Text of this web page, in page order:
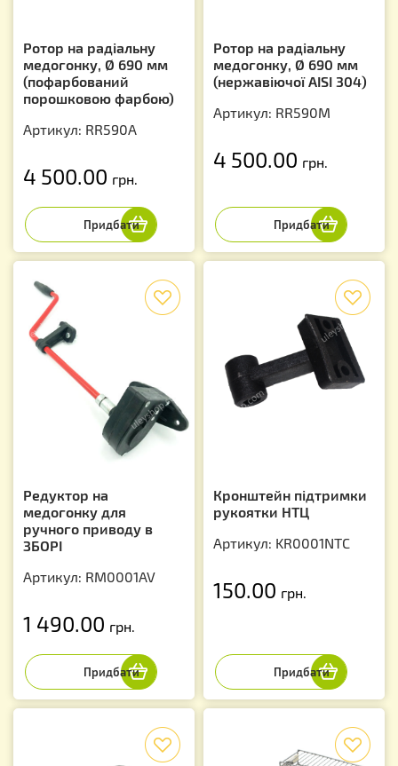
Ротор на радіальну
медогонку, Ø 690 мм
(пофарбований
порошковою фарбою)
Артикул: RR590A
4 500.00 грн.
Ротор на радіальну
медогонку, Ø 690 мм
(нержавіючої AISI 304)
Артикул: RR590M
4 500.00 грн.
Редуктор на
медогонку для
ручного приводу в
ЗБОРІ
Артикул: RM0001AV
1 490.00 грн.
Кронштейн підтримки
рукоятки НТЦ
Артикул: KR0001NTC
150.00 грн.